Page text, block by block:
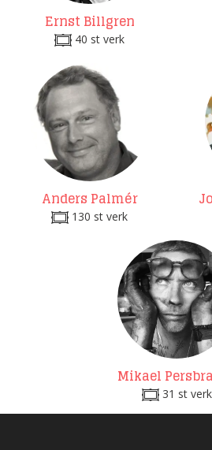
Ernst Billgren
40 st verk
Anders Palmér
130 st verk
Mikael
31 st verk